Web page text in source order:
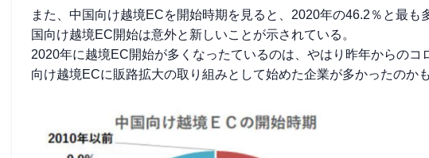
また、中国向け越境ECを開始時期を見ると、2020年の46.2％と最
国向け越境EC開始は意外と新しいことが示されている。
2020年に越境EC開始が多くなったているのは、やはり昨年からのコ
向け越境ECに販路拡大の取り組みとして始めた企業が多かったのか